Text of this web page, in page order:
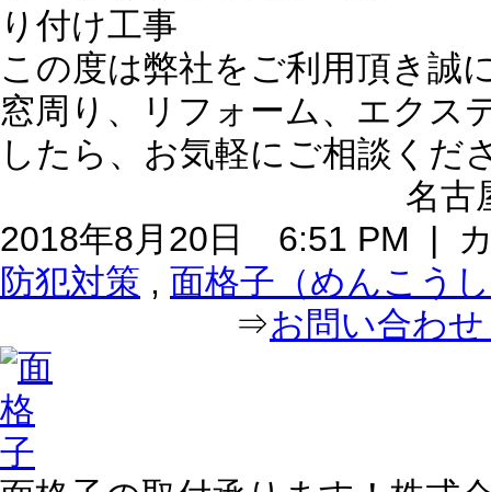
この度は弊社をご利用頂き誠
窓周り、リフォーム、エクス
したら、お気軽にご相談くだ
名古
2018年8月20日 6:51 PM |
防犯対策 , 面格子（めんこう
⇒お問い合わ